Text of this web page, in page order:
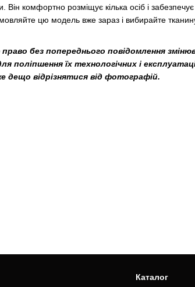
Він комфортно розміщує кілька осіб і
цю модель вже зараз і вибирайте тканину
без попереднього повідомлення
поліпшення їх технологічних і
дещо відрізнятися від фотографій.
Каталог